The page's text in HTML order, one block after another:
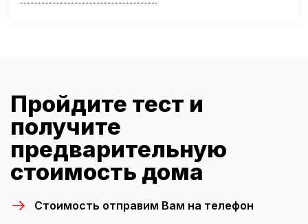
Пройдите тест и
получите
предварительную
стоимость дома
Стоимость отправим Вам на телефон